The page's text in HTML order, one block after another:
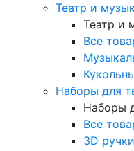
Театр и
Театр и
Все
Наборы для
Наборы
Все
3D